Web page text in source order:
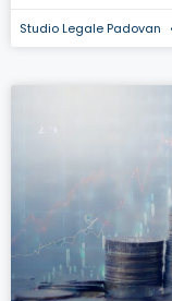
Studio Legale Padovan